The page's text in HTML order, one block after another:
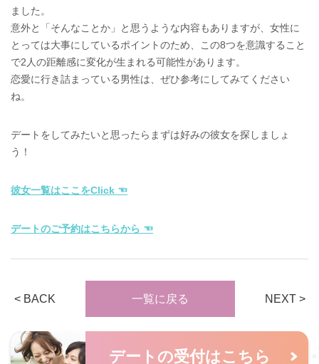
ました。
意外と「そんなことか」と思うような内容もありますが、女性に
とっては大事にしているポイントのため、この8つを意識すること
で2人の距離感に変化が生まれる可能性があります。
恋愛に行き詰まっている男性は、ぜひ参考にしてみてください
ね。
デートをしてみたいと思ったらまずは好みの彼女を探しましょ
う！
彼女一覧はここをClick ☜
デートのご予約はこちらから ☜
< BACK 一覧に戻る NEXT >
デートの受付はこちら